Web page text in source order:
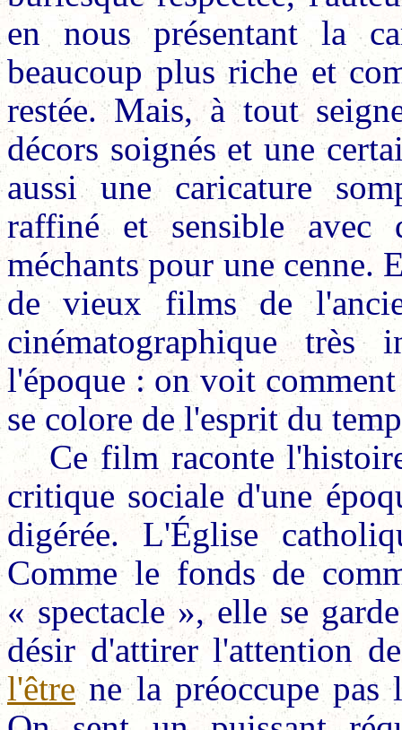
en nous présentant la
beaucoup plus riche et
restée. Mais, à tout
décors soignés et une
aussi une caricature
raffiné et sensible avec
méchants pour une cenne.
de vieux films de
cinématographique
l'époque : on voit
se colore de l'esprit du
Ce film raconte
critique sociale d'une
digérée. L'Église
Comme le fonds de
« spectacle », elle se
désir d'attirer l'attention
l'êtrene la préoccupe pas